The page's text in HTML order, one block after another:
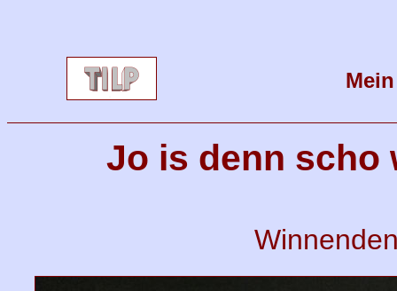
Jo is denn scho